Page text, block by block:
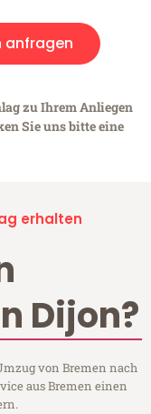
anfragen
zu Ihrem Anliegen
Sie uns bitte eine
erhalten
Dijon?
von Bremen nach
aus Bremen einen